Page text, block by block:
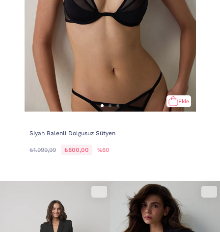
Ekle
Siyah Balenli Dolgusuz Sütyen
₺1.999,99 ₺800,00 %60